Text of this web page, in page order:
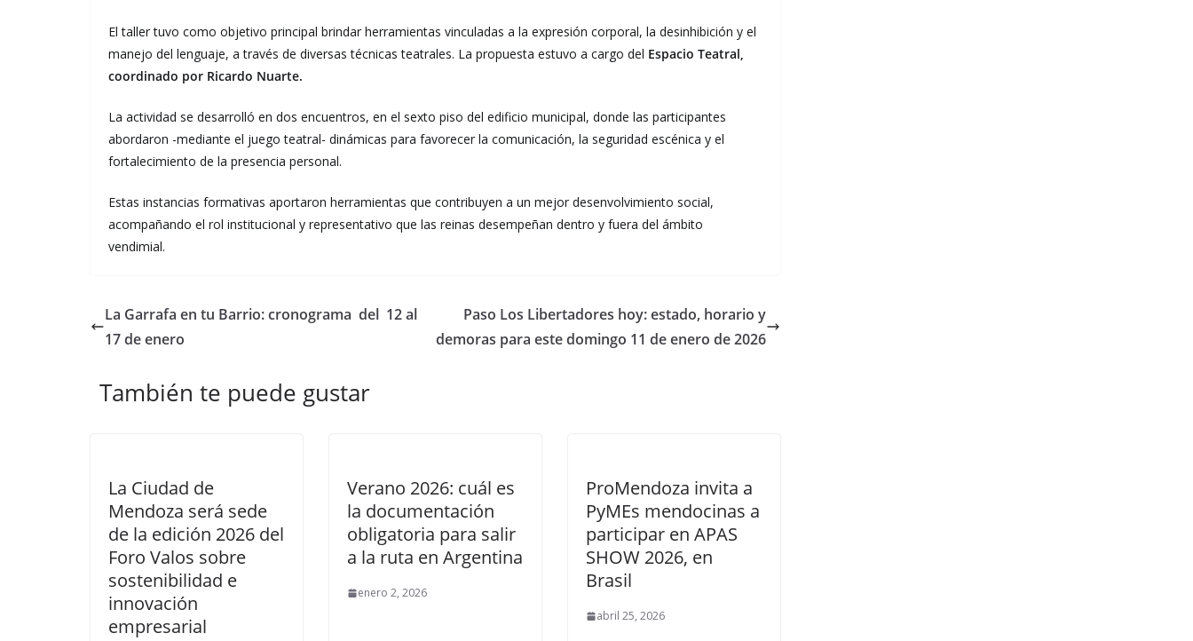
El taller tuvo como objetivo principal brindar herramientas vinculadas a la expresión corporal, la desinhibición y el
manejo del lenguaje, a través de diversas técnicas teatrales. La propuesta estuvo a cargo del Espacio Teatral,
coordinado por Ricardo Nuarte.
La actividad se desarrolló en dos encuentros, en el sexto piso del edificio municipal, donde las participantes
abordaron -mediante el juego teatral- dinámicas para favorecer la comunicación, la seguridad escénica y el
fortalecimiento de la presencia personal.
Estas instancias formativas aportaron herramientas que contribuyen a un mejor desenvolvimiento social,
acompañando el rol institucional y representativo que las reinas desempeñan dentro y fuera del ámbito
vendimial.
La Garrafa en tu Barrio: cronograma del 12 al
17 de enero
Paso Los Libertadores hoy: estado, horario y
demoras para este domingo 11 de enero de 2026
También te puede gustar
La Ciudad de
Mendoza será sede
de la edición 2026 del
Foro Valos sobre
sostenibilidad e
innovación
empresarial
Verano 2026: cuál es
la documentación
obligatoria para salir
a la ruta en Argentina
enero 2, 2026
ProMendoza invita a
PyMEs mendocinas a
participar en APAS
SHOW 2026, en
Brasil
abril 25, 2026